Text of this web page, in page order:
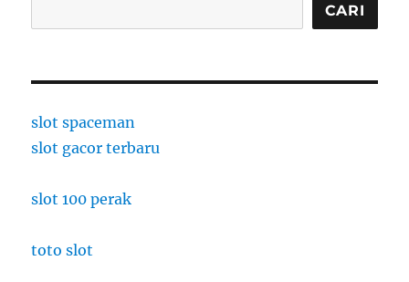
CARI
slot spaceman
slot gacor terbaru
slot 100 perak
toto slot